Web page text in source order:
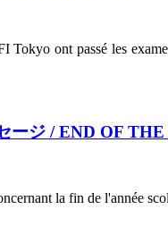
Tokyo ont passé les
ージ / END OF
la fin de l'année